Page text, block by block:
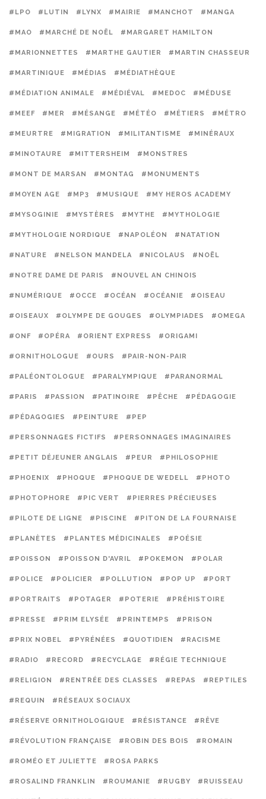
#LPO #LUTIN #LYNX #MAIRIE #MANCHOT #MANGA
#MAO #MARCHÉ DE NOËL #MARGARET HAMILTON
#MARIONNETTES #MARTHE GAUTIER #MARTIN CHASSEUR
#MARTINIQUE #MÉDIAS #MÉDIATHÈQUE
#MÉDIATION ANIMALE #MÉDIÉVAL #MEDOC #MÉDUSE
#MEEF #MER #MÉSANGE #MÉTÉO #MÉTIERS #MÉTRO
#MEURTRE #MIGRATION #MILITANTISME #MINÉRAUX
#MINOTAURE #MITTERSHEIM #MONSTRES
#MONT DE MARSAN #MONTAG #MONUMENTS
#MOYEN AGE #MP3 #MUSIQUE #MY HEROS ACADEMY
#MYSOGINIE #MYSTÈRES #MYTHE #MYTHOLOGIE
#MYTHOLOGIE NORDIQUE #NAPOLÉON #NATATION
#NATURE #NELSON MANDELA #NICOLAUS #NOËL
#NOTRE DAME DE PARIS #NOUVEL AN CHINOIS
#NUMÉRIQUE #OCCE #OCÉAN #OCÉANIE #OISEAU
#OISEAUX #OLYMPE DE GOUGES #OLYMPIADES #OMEGA
#ONF #OPÉRA #ORIENT EXPRESS #ORIGAMI
#ORNITHOLOGUE #OURS #PAIR-NON-PAIR
#PALÉONTOLOGUE #PARALYMPIQUE #PARANORMAL
#PARIS #PASSION #PATINOIRE #PÊCHE #PÉDAGOGIE
#PÉDAGOGIES #PEINTURE #PEP
#PERSONNAGES FICTIFS #PERSONNAGES IMAGINAIRES
#PETIT DÉJEUNER ANGLAIS #PEUR #PHILOSOPHIE
#PHOENIX #PHOQUE #PHOQUE DE WEDELL #PHOTO
#PHOTOPHORE #PIC VERT #PIERRES PRÉCIEUSES
#PILOTE DE LIGNE #PISCINE #PITON DE LA FOURNAISE
#PLANÈTES #PLANTES MÉDICINALES #POÉSIE
#POISSON #POISSON D'AVRIL #POKEMON #POLAR
#POLICE #POLICIER #POLLUTION #POP UP #PORT
#PORTRAITS #POTAGER #POTERIE #PRÉHISTOIRE
#PRESSE #PRIM ELYSÉE #PRINTEMPS #PRISON
#PRIX NOBEL #PYRÉNÉES #QUOTIDIEN #RACISME
#RADIO #RECORD #RECYCLAGE #RÉGIE TECHNIQUE
#RELIGION #RENTRÉE DES CLASSES #REPAS #REPTILES
#REQUIN #RÉSEAUX SOCIAUX
#RÉSERVE ORNITHOLOGIQUE #RÉSISTANCE #RÊVE
#RÉVOLUTION FRANÇAISE #ROBIN DES BOIS #ROMAIN
#ROMÉO ET JULIETTE #ROSA PARKS
#ROSALIND FRANKLIN #ROUMANIE #RUGBY #RUISSEAU